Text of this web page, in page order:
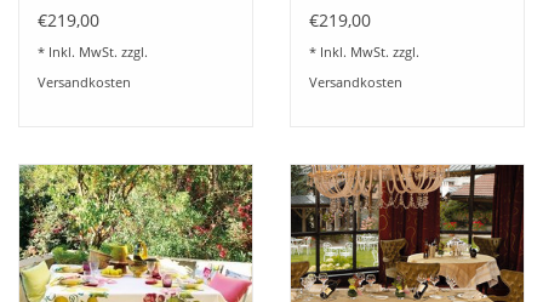
Weihnachten NOEL
€219,00
* Inkl. MwSt. zzgl.
Versandkosten
Rouille
€219,00
* Inkl. MwSt. zzgl.
Versandkosten